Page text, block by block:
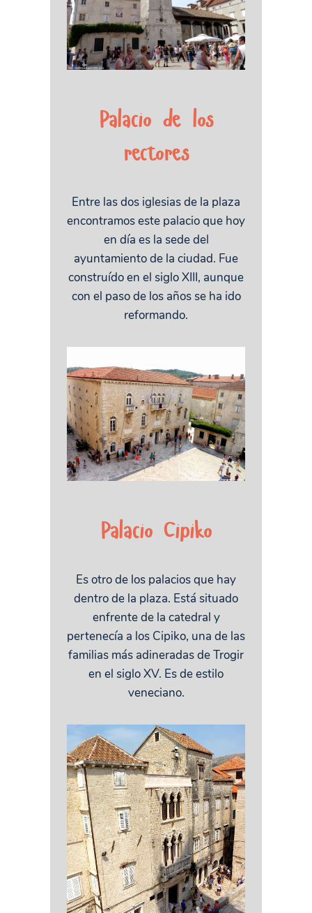
Palacio de los
rectores
Entre las dos iglesias de la plaza
encontramos este palacio que hoy
en día es la sede del
ayuntamiento de la ciudad. Fue
construído en el siglo XIII, aunque
con el paso de los años se ha ido
reformando.
Palacio Cipiko
Es otro de los palacios que hay
dentro de la plaza. Está situado
enfrente de la catedral y
pertenecía a los Cipiko, una de las
familias más adineradas de Trogir
en el siglo XV. Es de estilo
veneciano.